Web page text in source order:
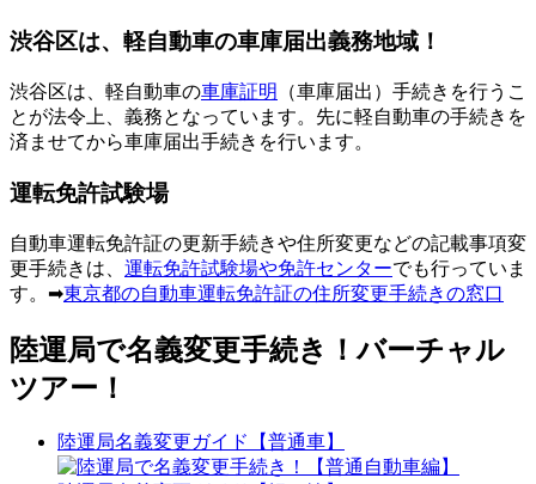
渋谷区は、軽自動車の車庫届出義務地域！
渋谷区は、軽自動車の車庫証明
（車庫届出）手続きを行うこ
とが法令上、義務となっています。先に軽自動車の手続きを
済ませてから車庫届出手続きを行います。
運転免許試験場
自動車運転免許証の更新手続きや住所変更などの記載事項変
更手続きは、 運転免許試験場や免許センターでも行っていま
す。➡東京都の自動車運転免許証の住所変更手続きの窓口
陸運局で名義変更手続き！バーチャル
ツアー！
陸運局名義変更ガイド【普通車】